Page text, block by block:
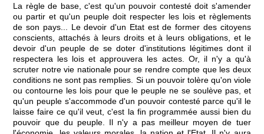
La règle de base, c'est qu'un pouvoir contesté doit s'amender
ou partir et qu'un peuple doit respecter les lois et règlements
de son pays... Le devoir d'un Etat est de former des citoyens
conscients, attachés à leurs droits et à leurs obligations, et le
devoir d'un peuple de se doter d'institutions légitimes dont il
respectera les lois et approuvera les actes. Or, il n'y a qu'à
scruter notre vie nationale pour se rendre compte que les deux
conditions ne sont pas remplies. Si un pouvoir tolère qu'on viole
ou contourne les lois pour que le peuple ne se soulève pas, et
qu'un peuple s'accommode d'un pouvoir contesté parce qu'il le
laisse faire ce qu'il veut, c'est la fin programmée aussi bien du
pouvoir que du peuple. Il n'y a pas meilleur moyen de tuer